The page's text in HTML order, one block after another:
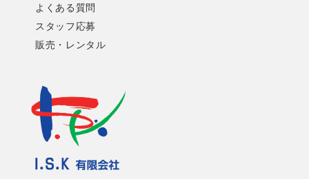
よくある質問
スタッフ応募
販売・レンタル